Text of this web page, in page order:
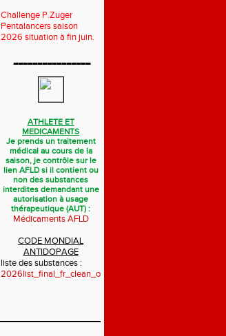
Challenge P.Zuger
Pentalancers saison
2026 situation à fin juin.
----------------
ATHLETE ET
MEDICAMENTS
Je prends un traitement
médical au cours de la
saison, je contrôle sur le
lien AFLD si il contient ou
non des substances
interdites demandant une
autorisation à usage
thérapeutique (AUT) :
Médicaments AFLD
CODE MONDIAL
ANTIDOPAGE
liste des substances :
2026list_final_fr_clean_october_2025.pdf